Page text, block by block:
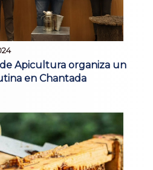
de Apicultura organiza un
en Chantada